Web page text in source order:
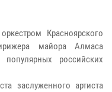
Красноярского
майора Алмаса
российских
заслуженного артиста